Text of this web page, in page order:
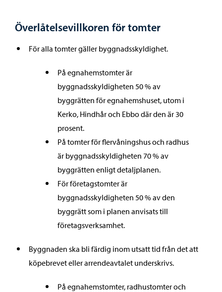
Överlåtelsevillkoren för tomter
För alla tomter gäller byggnadsskyldighet.
På egnahemstomter är
byggnadsskyldigheten 50 % av
byggrätten för egnahemshuset, utom i
Kerko, Hindhår och Ebbo där den är 30
prosent.
På tomter för flervåningshus och radhus
är byggnadsskyldigheten 70 % av
byggrätten enligt detaljplanen.
För företagstomter är
byggnadsskyldigheten 50 % av den
byggrätt som i planen anvisats till
företagsverksamhet.
Byggnaden ska bli färdig inom utsatt tid från det att
köpebrevet eller arrendeavtalet underskrivs.
På egnahemstomter, radhustomter och